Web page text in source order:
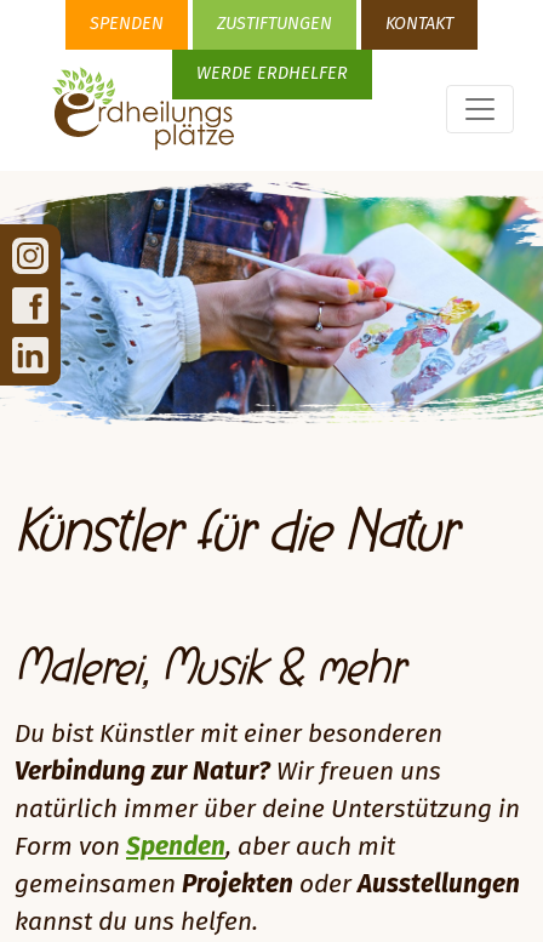
SPENDEN ZUSTIFTUNGEN KONTAKT
WERDE ERDHELFER
Künstler für die Natur
Malerei, Musik & mehr
Du bist Künstler mit einer besonderen
Verbindung zur Natur?Wir freuen uns
natürlich immer über deine Unterstützung in
Form von Spenden, aber auch mit
gemeinsamen Projekten oderAusstellungen
kannst du uns helfen.